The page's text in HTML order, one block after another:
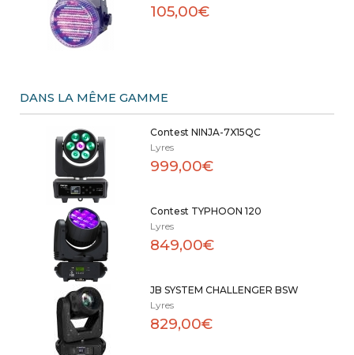
105,00€
DANS LA MÊME GAMME
Contest NINJA-7X15QC
Lyres
999,00€
Contest TYPHOON 120
Lyres
849,00€
JB SYSTEM CHALLENGER BSW
Lyres
829,00€